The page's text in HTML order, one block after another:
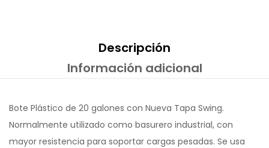
Descripción
Información adicional
Bote Plástico de 20 galones con Nueva Tapa Swing.
Normalmente utilizado como basurero industrial, con
mayor resistencia para soportar cargas pesadas. Se usa